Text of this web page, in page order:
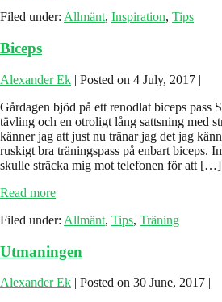
dag
rutin!
Filed under: Allmänt, Inspiration, Tips
Biceps
Alexander Ek | Posted on 4 July, 2017 |
Gårdagen bjöd på ett renodlat biceps pass
tävling och en otroligt lång sattsning med
känner jag att just nu tränar jag det jag
ruskigt bra träningspass på enbart biceps.
skulle sträcka mig mot telefonen för att […]
Read moreBiceps
Filed under: Allmänt, Tips, Träning
Utmaningen
Alexander Ek | Posted on 30 June, 2017 |